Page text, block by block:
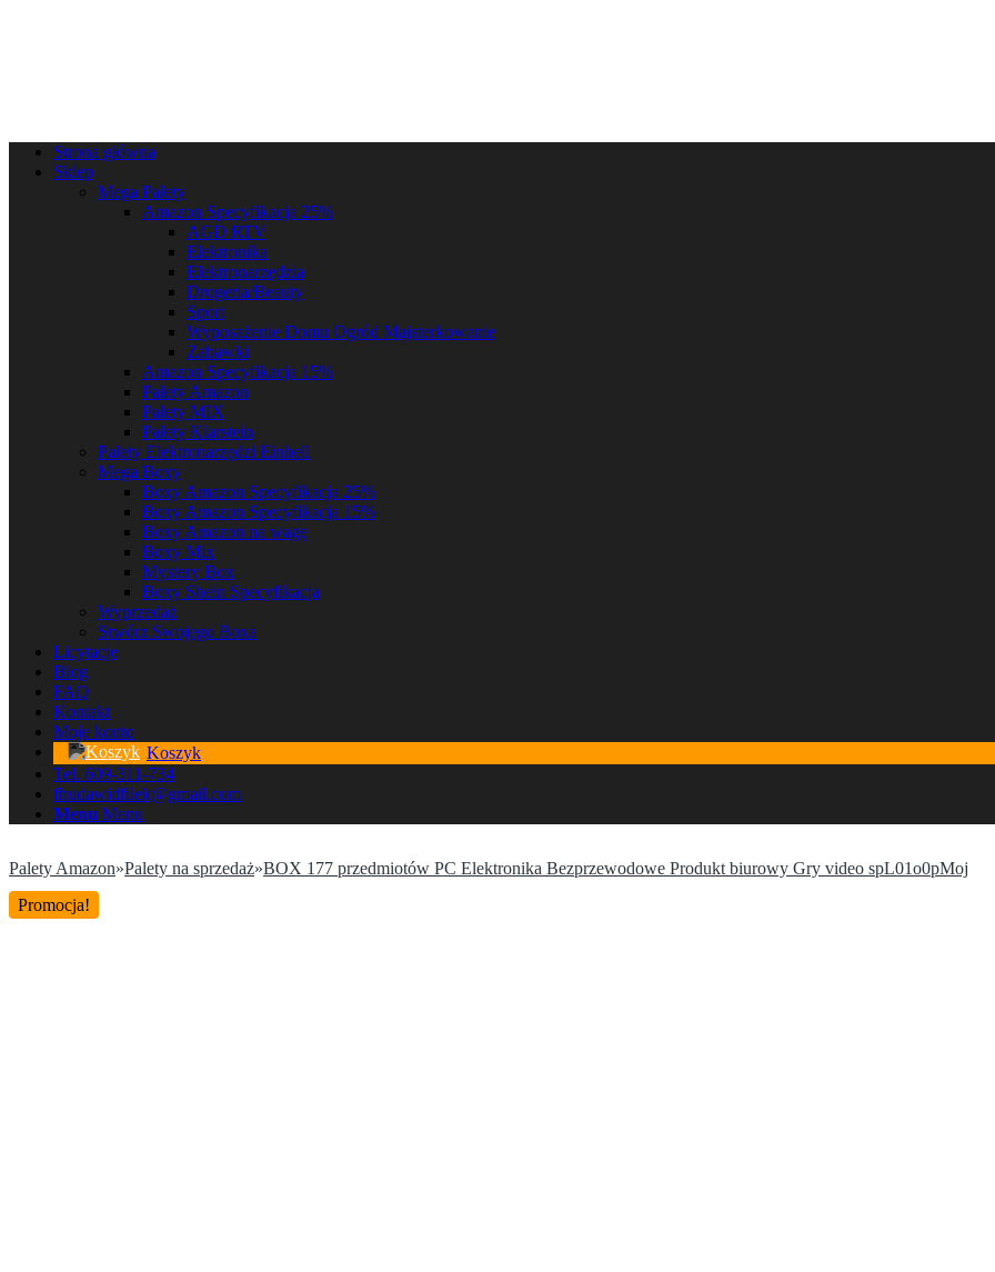
Strona główna
Sklep
Mega Palety
Amazon Specyfikacja 25%
AGD RTV
Elektronika
Elektronarzędzia
Drogeria/Beauty
Sport
Wyposażenie Domu Ogród Majsterkowanie
Zabawki
Amazon Specyfikacja 15%
Palety Amazon
Palety MIX
Palety Klarstein
Palety Elektronarzędzi Einhell
Mega Boxy
Boxy Amazon Specyfikacja 25%
Boxy Amazon Specyfikacja 15%
Boxy Amazon na wagę
Boxy Mix
Mystery Box
Boxy Shein Specyfikacja
Wyprzedaż
Stwórz Swojego Boxa
Licytacje
Blog
FAQ
Kontakt
Moje konto
Koszyk
Tel. 609-311-734
fhudawidfilek@gmail.com
Menu Menu
Palety Amazon»Palety na sprzedaż»BOX 177 przedmiotów PC Elektronika Bezprzewodowe Produkt biurowy Gry video spL01o0pMoj
Promocja!